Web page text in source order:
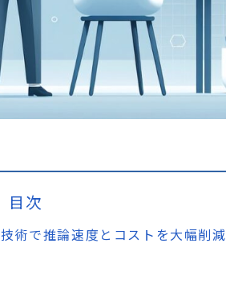
目次
で推論速度とコストを大幅削減